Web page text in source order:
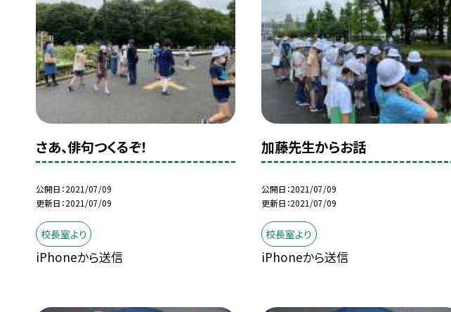
さあ、俳句つくるぞ！
公開日 2021/07/09
更新日 2021/07/09
校長室より
iPhoneから送信
加藤先生からお話
公開日 2021/07/09
更新日 2021/07/09
校長室より
iPhoneから送信